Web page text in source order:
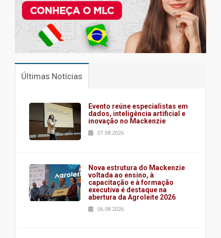
Últimas Notícias
Evento reúne especialistas em
dados, inteligência artificial e
inovação no Mackenzie
07.08.2026
Nova estrutura do Mackenzie
voltada ao ensino, à
capacitação e à formação
executiva é destaque na
abertura da Agroleite 2026
06.08.2026